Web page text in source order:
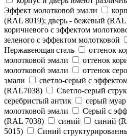
Эффект молотковой эмали
(RAL 8019); дверь - бежевый (RAL
коричневого с эффектом
зеленого с эффектом молотковой
Нержавеющая сталь
оттенок
молотковой эмали
оттенок
молотковой эмали
оттенок
эмали
светло-серый с
(RAL7038)
Светло-серый
серебристый антик
серый муар
молотковой эмали
Серый с
(RAL 7038)
синий синий
5015)
Синий